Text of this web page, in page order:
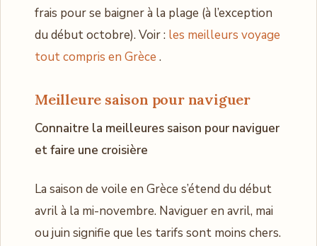
frais pour se baigner à la plage (à l’exception
du début octobre). Voir : les meilleurs voyage
tout compris en Grèce .
Meilleure saison pour naviguer
Connaitre la meilleures saison pour naviguer
et faire une croisière
La saison de voile en Grèce s’étend du début
avril à la mi-novembre. Naviguer en avril, mai
ou juin signifie que les tarifs sont moins chers.